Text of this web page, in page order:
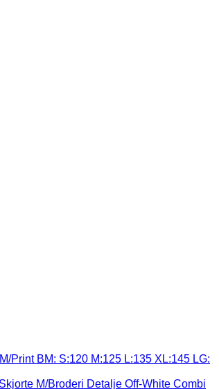
Print BM: S:120 M:125 L:135 XL:145 LG:
M/Broderi Detalje Off-White Combi